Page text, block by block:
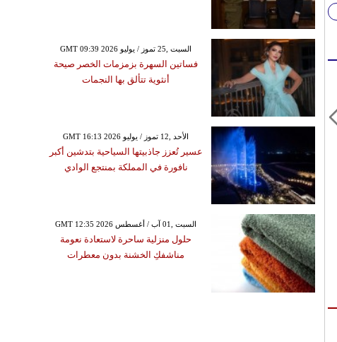
GMT 09:39 2026 السبت ,25 تموز / يوليو
فساتين السهرة بزمزمات الخصر صيحة
أنثوية تتألق بها النجمات
GMT 16:13 2026 الأحد ,12 تموز / يوليو
عسير تُعزز جاذبيتها السياحية بتدشين أكبر
نافورة في المملكة بمنتجع الوادي
GMT 12:35 2026 السبت ,01 آب / أغسطس
حلول منزلية ساحرة لاستعادة نعومة
مناشفكِ الخشنة بدون معطرات